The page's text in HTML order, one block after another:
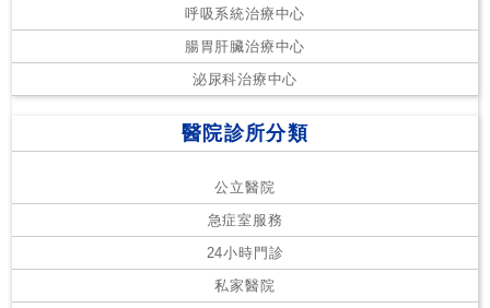
呼吸系統治療中心
腸胃肝臟治療中心
泌尿科治療中心
醫院診所分類
公立醫院
急症室服務
24小時門診
私家醫院